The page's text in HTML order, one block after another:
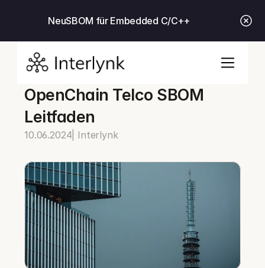
NeuSBOM für Embedded C/C++
OpenChain Telco SBOM
Leitfaden
10.06.2024 | Interlynk